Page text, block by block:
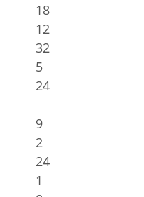
18
12
32
5
24
9
2
24
1